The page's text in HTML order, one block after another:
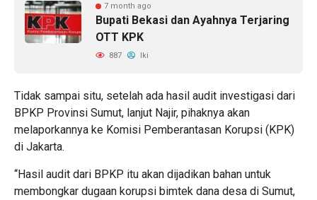
7 month ago
Bupati Bekasi dan Ayahnya Terjaring
OTT KPK
887 Iki
Tidak sampai situ, setelah ada hasil audit investigasi dari
BPKP Provinsi Sumut, lanjut Najir, pihaknya akan
melaporkannya ke Komisi Pemberantasan Korupsi (KPK)
di Jakarta.
“Hasil audit dari BPKP itu akan dijadikan bahan untuk
membongkar dugaan korupsi bimtek dana desa di Sumut,